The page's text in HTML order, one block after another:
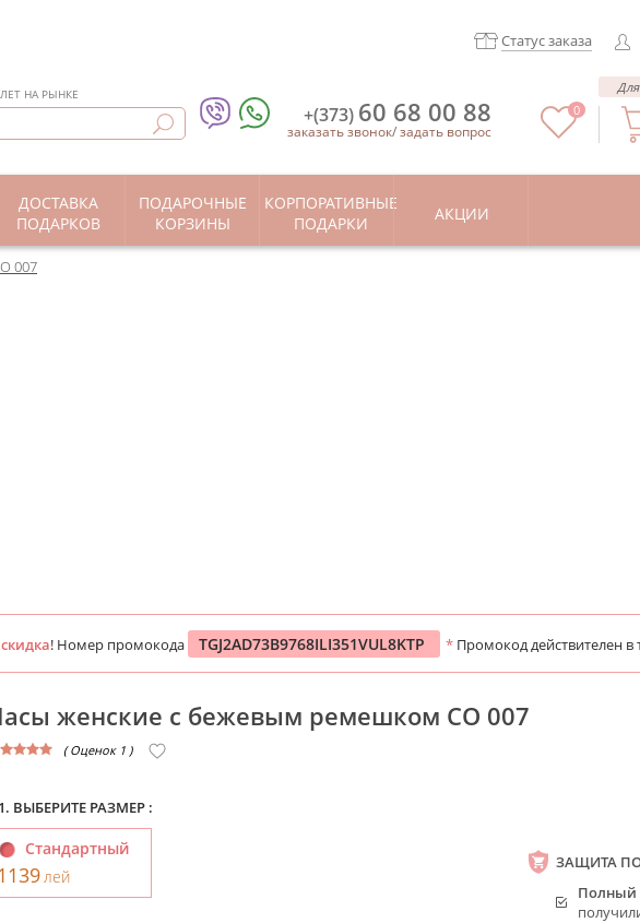
НА РЫНКЕ
Статус заказа
0
+(373) 60 68 00 88
заказать звонок/задать вопрос
ДОСТАВКА
ПОДАРКОВ
ПОДАРОЧНЫЕ
КОРЗИНЫ
КОРПОРАТИВНЫЕ
ПОДАРКИ
АКЦИИ
007
! Номер промокода TGJ2AD73B9768ILI351VUL8KTP * Промокод действителен в
женские c бежевым ремешком CO 007
( Оценок 1 )
1. ВЫБЕРИТЕ РАЗМЕР :
Стандартный
1139 лей
ЗАЩИТА
Полный